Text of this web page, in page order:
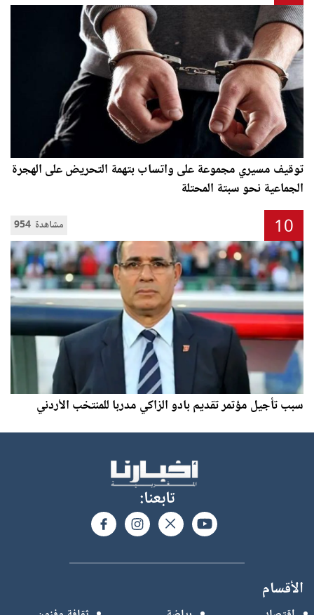
توقيف مسيري مجموعة على واتساب بتهمة التحريض على الهجرة
الجماعية نحو سبتة المحتلة
954 مشاهدة 10
سبب تأجيل مؤتمر تقديم بادو الزاكي مدربا للمنتخب الأردني
تابعنا:
الأقسام